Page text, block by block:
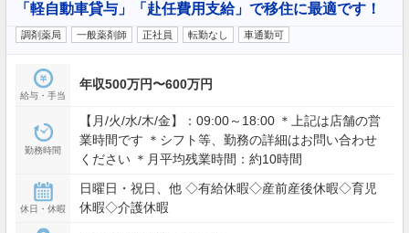
「軽自動車貸与」「赴任費用支給」で移住に最適です！
調剤薬局 一般薬剤師 正社員 転勤なし 車通勤可
給与・手当
年収500万円〜600万円
勤務時間
【月/火/水/木/金】：09:00～18:00 ＊上記は店舗の営
業時間です ＊シフト等、勤務の詳細はお問い合わせ
ください ＊月平均残業時間：約10時間
休日・休暇
日曜日・祝日、他 ◇有給休暇◇産前産後休暇◇育児
休暇◇介護休暇